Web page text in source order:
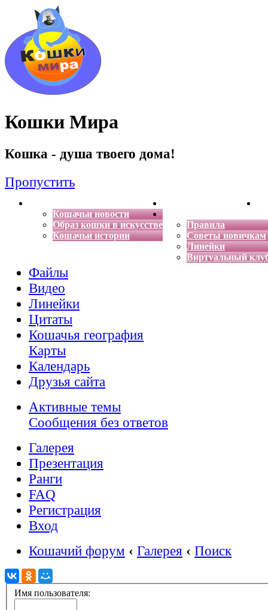
Кошки Мира
Кошка - душа твоего дома!
Пропустить
Кошачьи новости
Образ кошки в искусстве
Кошачьи истории
Энциклопедия кошек
Правила
Советы новичкам
Линейки
Виртуальный
Файлы
Видео
Линейки
Цитаты
Кошачья география
Карты
Календарь
Друзья сайта
Активные темы
Сообщения без ответов
Галерея
Презентация
Ранги
FAQ
Регистрация
Вход
Кошачий форум ‹ Галерея ‹ Поиск
Имя пользователя: